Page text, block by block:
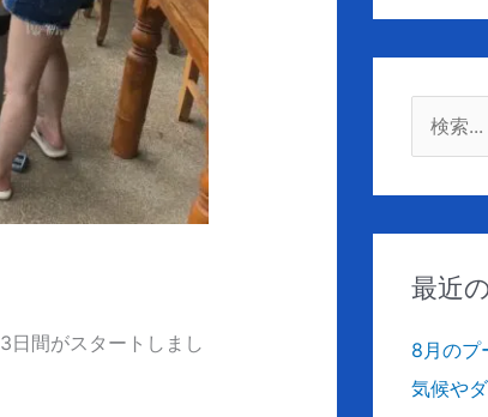
3日間がスタートしまし
:最近
8月のプ
気候や